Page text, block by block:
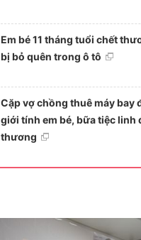
Em bé 11 tháng tuổi chết
bị bỏ quên trong ô tô
Cặp vợ chồng thuê máy bay
giới tính em bé, bữa tiệc linh
thương